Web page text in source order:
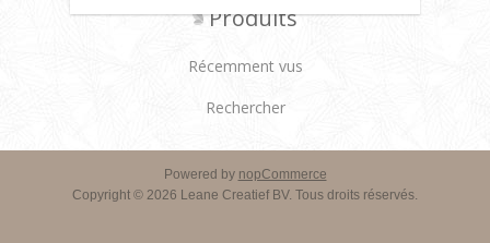
Produits
Récemment vus
Rechercher
Powered by nopCommerce
Copyright © 2026 Leane Creatief BV. Tous droits réservés.